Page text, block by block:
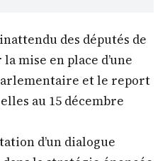
des députés de
mise en place d’une
et le report
au 15 décembre
d’un dialogue